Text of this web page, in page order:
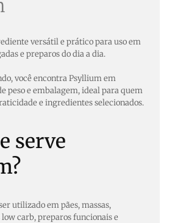
versátil e prático para uso em
e preparos do dia a dia.
você encontra Psyllium em
peso e embalagem, ideal para quem
e ingredientes selecionados.
serve
utilizado em pães, massas,
carb, preparos funcionais e